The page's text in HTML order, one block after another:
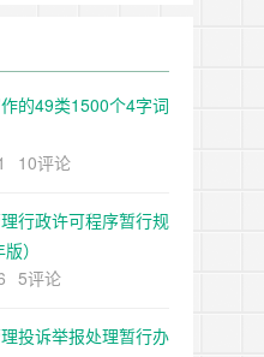
的49类1500个4字词
10评论
行政许可程序暂行规
）
5评论
投诉举报处理暂行办